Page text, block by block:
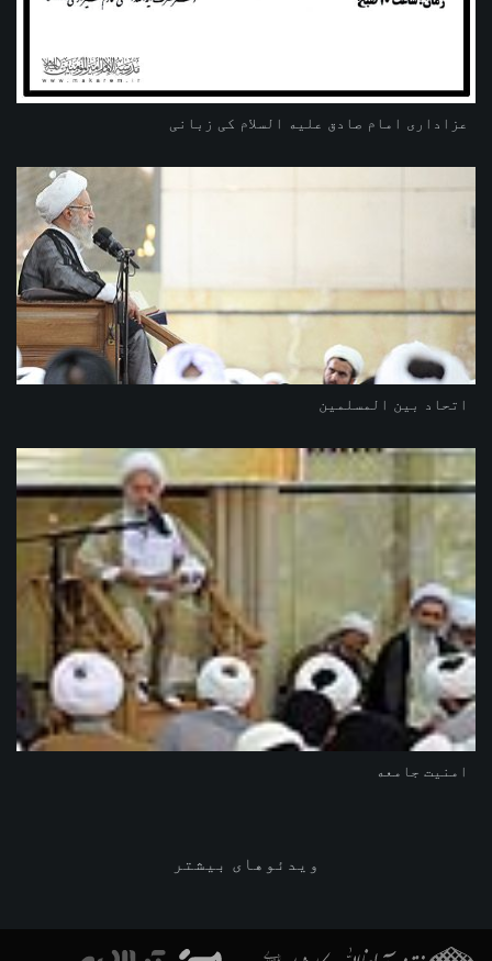
عزاداری امام صادق علیه السلام کی زبانی
اتحاد بین المسلمین
امنیت جامعه
ویدئوهای بیشتر